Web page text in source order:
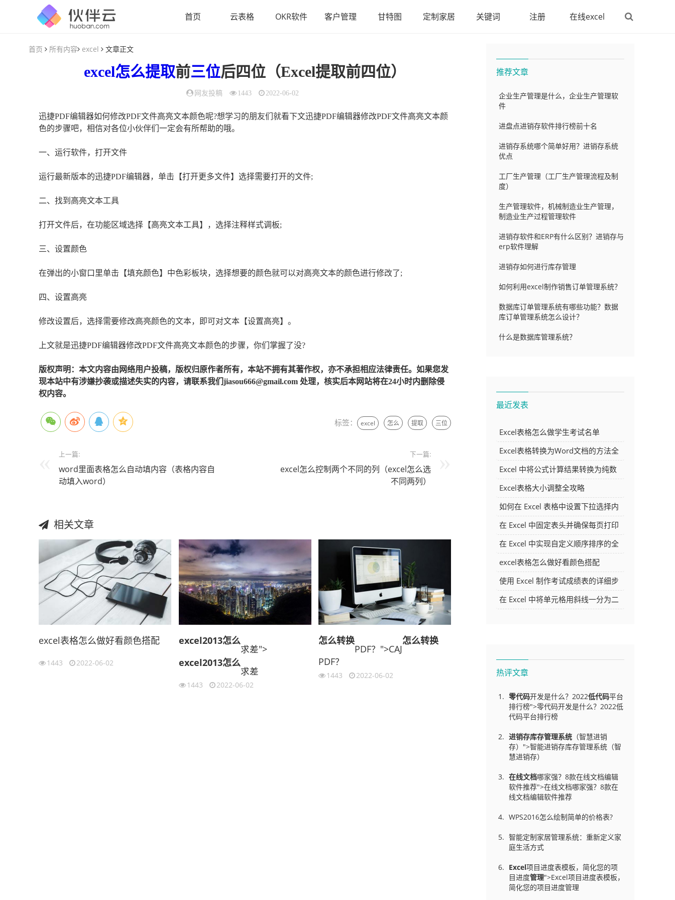
首页 云表格 OKR软件 客户管理 甘特图 定制家居 关键词 注册 在线excel
首页 所有内容 excel 文章正文
excel怎么提取前三位后四位（Excel提取前四位）
网友投稿 1443 2022-06-02
迅捷PDF编辑器如何修改PDF文件高亮文本颜色呢?想学习的朋友们就看下文迅捷PDF编辑器修改PDF文件高亮文本颜
色的步骤吧，相信对各位小伙伴们一定会有所帮助的哦。
一、运行软件，打开文件
运行最新版本的迅捷PDF编辑器，单击【打开更多文件】选择需要打开的文件;
二、找到高亮文本工具
打开文件后，在功能区域选择【高亮文本工具】，选择注释样式调板;
三、设置颜色
在弹出的小窗口里单击【填充颜色】中色彩板块，选择想要的颜色就可以对高亮文本的颜色进行修改了;
四、设置高亮
修改设置后，选择需要修改高亮颜色的文本，即可对文本【设置高亮】。
上文就是迅捷PDF编辑器修改PDF文件高亮文本颜色的步骤，你们掌握了没?
版权声明：本文内容由网络用户投稿，版权归原作者所有，本站不拥有其著作权，亦不承担相应法律责任。如果您发
现本站中有涉嫌抄袭或描述失实的内容，请联系我们jiasou666@gmail.com 处理，核实后本网站将在24小时内删除侵
权内容。
标签： excel 怎么 提取 三位
上一篇:
word里面表格怎么自动填内容（表格内容自
动填入word）
下一篇:
excel怎么控制两个不同的列（excel怎么选
不同两列）
相关文章
excel表格怎么做好看颜色搭配
1443 2022-06-02
excel2013怎么
求差">
excel2013怎么
求差
1443 2022-06-02
怎么转换
PDF？">CAJ
怎么转换
PDF？
1443 2022-06-02
推荐文章
企业生产管理是什么，企业生产管理软
件
进盘点进销存软件排行榜前十名
进销存系统哪个简单好用？进销存系统
优点
工厂生产管理（工厂生产管理流程及制
度）
生产管理软件，机械制造业生产管理，
制造业生产过程管理软件
进销存软件和ERP有什么区别？进销存与
erp软件理解
进销存如何进行库存管理
如何利用excel制作销售订单管理系统？
数据库订单管理系统有哪些功能？数据
库订单管理系统怎么设计？
什么是数据库管理系统？
最近发表
Excel表格怎么做学生考试名单
Excel表格转换为Word文档的方法全
解析
Excel 中将公式计算结果转换为纯数
字的多种方法
Excel表格大小调整全攻略
如何在 Excel 表格中设置下拉选择内
容
在 Excel 中固定表头并确保每页打印
时都显示表头的方法详解
在 Excel 中实现自定义顺序排序的全
面指南
excel表格怎么做好看颜色搭配
使用 Excel 制作考试成绩表的详细步
骤及技巧
在 Excel 中将单元格用斜线一分为二
热评文章
零代码开发是什么？2022低代码平台
排行榜">零代码开发是什么？2022低
代码平台排行榜
进销存库存管理系统 （智慧进销
存）">智能进销存库存管理系统（智
慧进销存）
在线文档哪家强？8款在线文档编辑
软件推荐">在线文档哪家强？8款在
线文档编辑软件推荐
WPS2016怎么绘制简单的价格表?
智能定制家居管理系统：重新定义家
庭生活方式
Excel项目进度表模板，简化您的项
目进度管理">Excel项目进度表模板，
简化您的项目进度管理